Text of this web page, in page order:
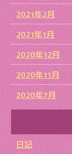
2021年2月
2021年1月
2020年12月
2020年11月
2020年7月
日記